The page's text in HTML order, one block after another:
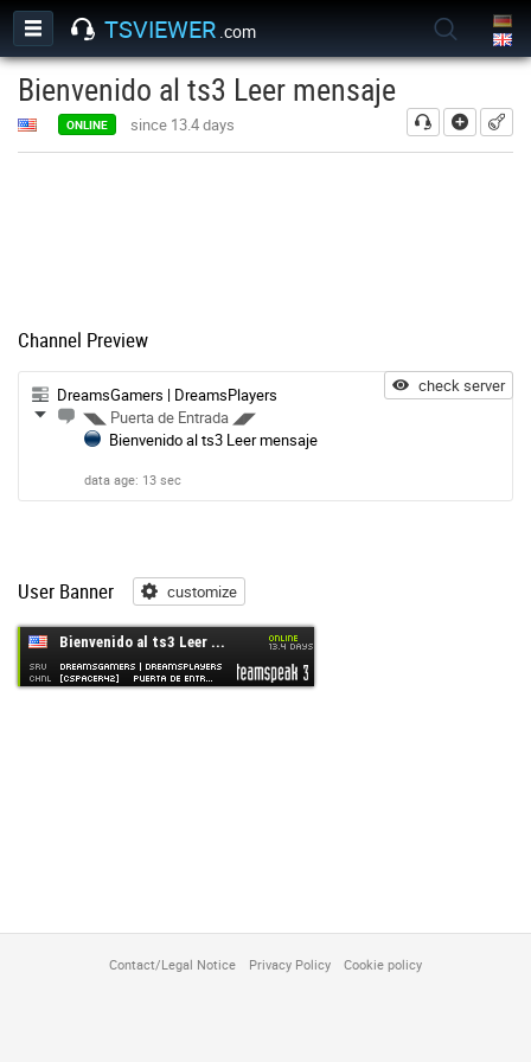
TSVIEWER .com
add
Bienvenido al ts3 Leer mensaje
ONLINE since 13.4 days
Channel Preview
check server
DreamsGamers | DreamsPlayers
◥◣ Puerta de Entrada ◢◤
Bienvenido al ts3 Leer mensaje
data age: 13 sec
User Banner customize
Contact/Legal Notice Privacy Policy Cookie policy